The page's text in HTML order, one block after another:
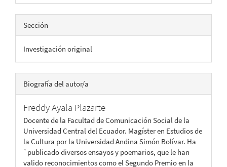
Sección
Investigación original
Biografía del autor/a
Freddy Ayala Plazarte
Docente de la Facultad de Comunicación Social de la
Universidad Central del Ecuador. Magíster en Estudios de
la Cultura por la Universidad Andina Simón Bolívar. Ha
`publicado diversos ensayos y poemarios, que le han
valido reconocimientos como el Segundo Premio en la